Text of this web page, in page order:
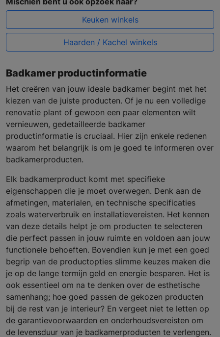
Keuken winkels
Haarden / Kachel winkels
Badkamer productinformatie
Het creëren van jouw ideale badkamer begint met het
kiezen van de juiste producten. Of je nu een volledige
renovatie plant of gewoon een paar elementen wilt
vernieuwen, gedetailleerde badkamer
productinformatie is cruciaal. Hier zijn enkele redenen
waarom het belangrijk is om je goed te informeren over
badkamerproducten.
Elk badkamerproduct komt met specifieke
eigenschappen die je moet overwegen. Denk aan de
afmetingen, materialen, en technische specificaties
zoals waterverbruik en installatievereisten. Het kennen
van deze details helpt je om producten te selecteren
die perfect passen in jouw ruimte en voldoen aan jouw
functionele behoeften. Bovendien kun je met een goed
begrip van de productopties slimme keuzes maken die
je op de lange termijn geld en energie besparen. Het is
ook essentieel om na te denken over de esthetische
samenhang; hoe goed passen de gekozen producten
bij de rest van je interieur? En vergeet niet te letten op
de garantievoorwaarden en onderhoudsvereisten om
de levensduur van je badkamerproducten te verlengen.